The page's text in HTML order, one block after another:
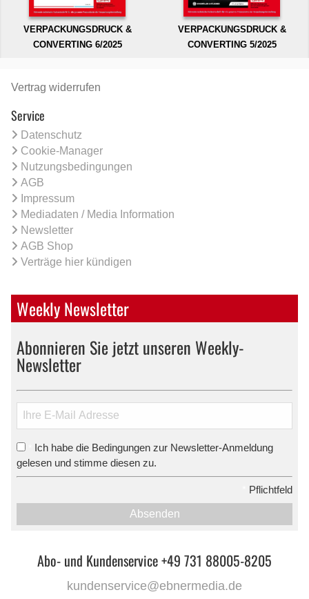
VERPACKUNGSDRUCK &
CONVERTING 6/2025
VERPACKUNGSDRUCK &
CONVERTING 5/2025
Vertrag widerrufen
Service
Datenschutz
Cookie-Manager
Nutzungsbedingungen
AGB
Impressum
Mediadaten / Media Information
Newsletter
AGB Shop
Verträge hier kündigen
Weekly Newsletter
Abonnieren Sie jetzt unseren Weekly-
Newsletter
Ich habe die Bedingungen zur Newsletter-Anmeldung
gelesen und stimme diesen zu.
Pflichtfeld
Absenden
Abo- und Kundenservice +49 731 88005-8205
kundenservice@ebnermedia.de